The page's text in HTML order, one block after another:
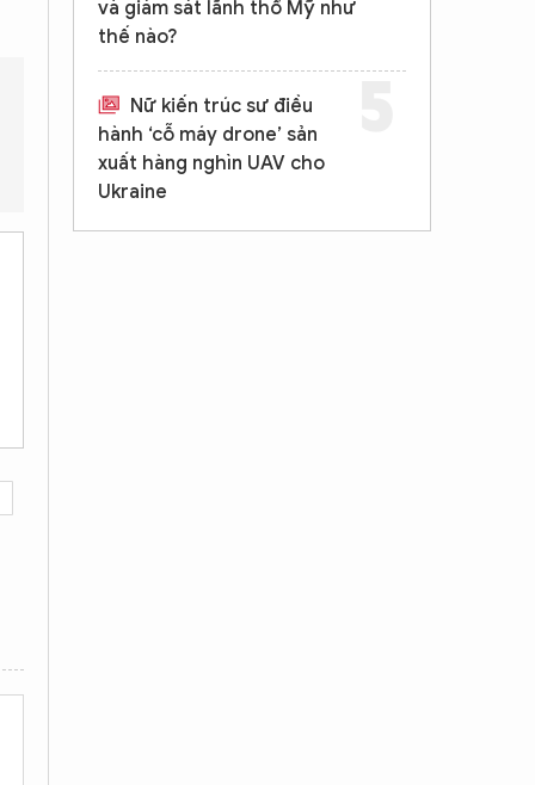
thống Trump để cải thiện quan hệ?
và giám sát lãnh thổ Mỹ như
thế nào?
Nữ kiến trúc sư điều
hành ‘cỗ máy drone’ sản
xuất hàng nghìn UAV cho
Ukraine